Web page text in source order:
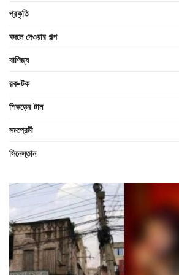
প্রকৃতি
বদলে দেওয়ার গল্প
বাণিজ্য
রক-টক
শিকড়ের টান
সমপ্রেমী
সিনেস্তান